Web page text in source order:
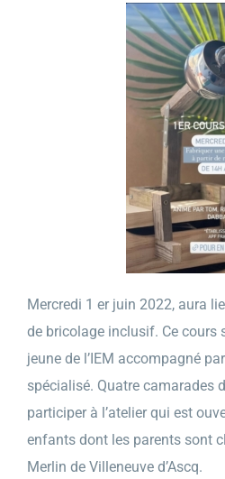
Mercredi 1 er juin 2022, aura
de bricolage inclusif. Ce cours
jeune de l’IEM accompagné
spécialisé. Quatre camarades
participer à l’atelier qui est
enfants dont les parents sont
Merlin de Villeneuve d’Ascq.